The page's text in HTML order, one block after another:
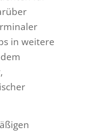
in weitere